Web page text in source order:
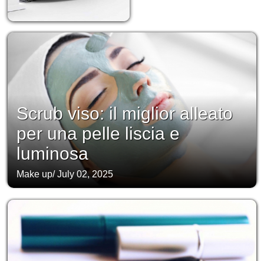
Scrub viso: il miglior alleato
per una pelle liscia e
luminosa
Make up/July 02, 2025